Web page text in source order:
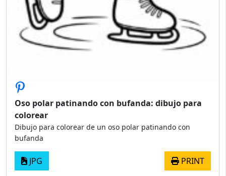
Oso polar patinando con bufanda: dibujo para
colorear
Dibujo para colorear de un oso polar patinando con
bufanda
JPG PRINT